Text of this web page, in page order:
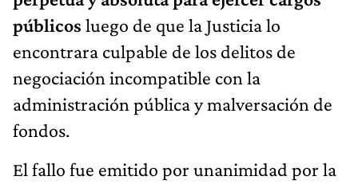
públicos luego de que la Justicia lo
encontrara culpable de los delitos de
negociación incompatible con la
administración pública y malversación de
fondos.
El fallo fue emitido por unanimidad por la